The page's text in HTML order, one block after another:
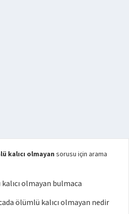
kalıcı olmayan sorusu için arama
olmayan bulmaca
ölümlü kalıcı olmayan nedir